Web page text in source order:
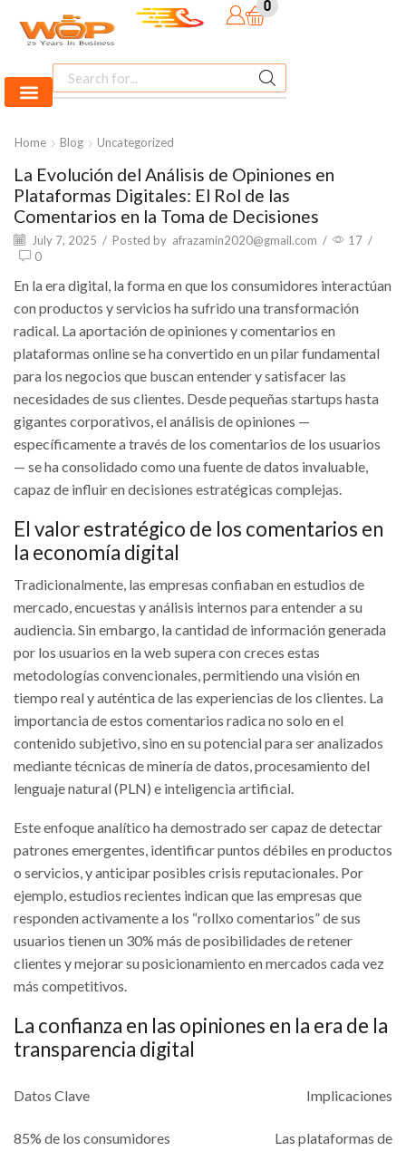
0
Home Blog Uncategorized
La Evolución del Análisis de Opiniones en
Plataformas Digitales: El Rol de las
Comentarios en la Toma de Decisiones
July 7, 2025 / Posted by afrazamin2020@gmail.com / 17 /
0
En la era digital, la forma en que los consumidores interactúan
con productos y servicios ha sufrido una transformación
radical. La aportación de opiniones y comentarios en
plataformas online se ha convertido en un pilar fundamental
para los negocios que buscan entender y satisfacer las
necesidades de sus clientes. Desde pequeñas startups hasta
gigantes corporativos, el análisis de opiniones —
específicamente a través de los comentarios de los usuarios
— se ha consolidado como una fuente de datos invaluable,
capaz de influir en decisiones estratégicas complejas.
El valor estratégico de los comentarios en
la economía digital
Tradicionalmente, las empresas confiaban en estudios de
mercado, encuestas y análisis internos para entender a su
audiencia. Sin embargo, la cantidad de información generada
por los usuarios en la web supera con creces estas
metodologías convencionales, permitiendo una visión en
tiempo real y auténtica de las experiencias de los clientes. La
importancia de estos comentarios radica no solo en el
contenido subjetivo, sino en su potencial para ser analizados
mediante técnicas de minería de datos, procesamiento del
lenguaje natural (PLN) e inteligencia artificial.
Este enfoque analítico ha demostrado ser capaz de detectar
patrones emergentes, identificar puntos débiles en productos
o servicios, y anticipar posibles crisis reputacionales. Por
ejemplo, estudios recientes indican que las empresas que
responden activamente a los “rollxo comentarios” de sus
usuarios tienen un 30% más de posibilidades de retener
clientes y mejorar su posicionamiento en mercados cada vez
más competitivos.
La confianza en las opiniones en la era de la
transparencia digital
Datos Clave Implicaciones
85% de los consumidores
Las plataformas de